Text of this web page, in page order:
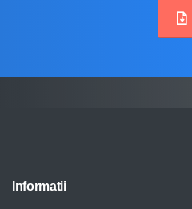
Informatii